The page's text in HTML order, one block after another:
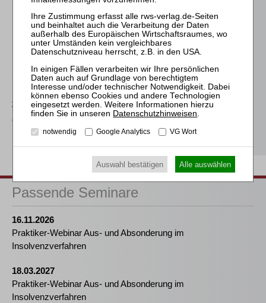
Kleindiek
Die Anfechtung der
Eröffnungsentscheidung
nach Art. 5 EuInsVO
Sahrmann
Praxis der Zu- und
Abschläge bei der
Vergütung des
(vorläufigen)
Insolvenzverwalters
Passende Seminare
16.11.2026
Praktiker-Webinar Aus- und Absonderung im
Insolvenzverfahren
18.03.2027
Praktiker-Webinar Aus- und Absonderung im
Insolvenzverfahren
Datenschutzhinweisen
notwendig Google Analytics VG Wort
Auswahl bestätigen Alle auswählen